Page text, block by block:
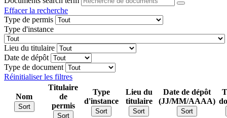
Effacer la recherche
Type de permis
Type d'instance
Lieu du titulaire
Date de dépôt
Type de document
Réinitialiser les filtres
Nom
Sort
Titulaire
de
permis
Sort
Type
d'instance
Sort
Lieu du
titulaire
Sort
Date de dépôt
(JJ/MM/AAAA)
Sort